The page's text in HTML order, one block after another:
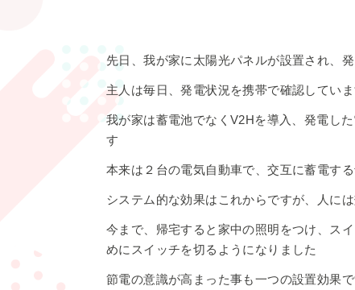
先日、我が家に太陽光パネルが設置され、
主人は毎日、発電状況を携帯で確認してい
我が家は蓄電池でなくV2Hを導入、発電し
す
本来は２台の電気自動車で、交互に蓄電す
システム的な効果はこれからですが、人に
今まで、帰宅すると家中の照明をつけ、ス
めにスイッチを切るようになりました
節電の意識が高まった事も一つの設置効果で